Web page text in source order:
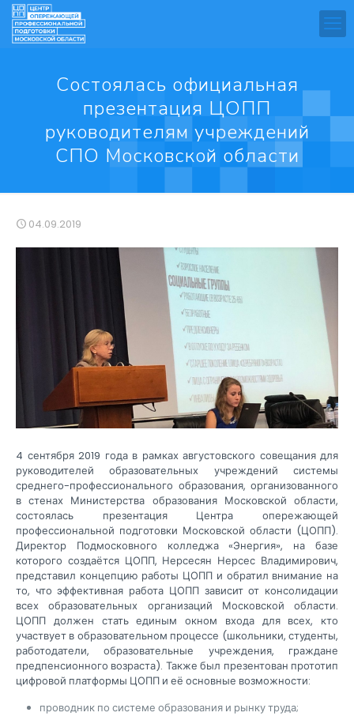
Состоялась официальная
презентация ЦОПП
руководителям учреждений
СПО Московской области
04.09.2019
4 сентября 2019 года в рамках августовского совещания для
руководителей образовательных учреждений системы
среднего-профессионального образования, организованного
в стенах Министерства образования Московской области,
состоялась презентация Центра опережающей
профессиональной подготовки Московской области (ЦОПП).
Директор Подмосковного колледжа «Энергия», на базе
которого создаётся ЦОПП, Нерсесян Нерсес Владимирович,
представил концепцию работы ЦОПП и обратил внимание на
то, что эффективная работа ЦОПП зависит от консолидации
всех образовательных организаций Московской области.
ЦОПП должен стать единым окном входа для всех, кто
участвует в образовательном процессе (школьники, студенты,
работодатели, образовательные учреждения, граждане
предпенсионного возраста). Также был презентован прототип
цифровой платформы ЦОПП и её основные возможности:
проводник по системе образования и рынку труда;